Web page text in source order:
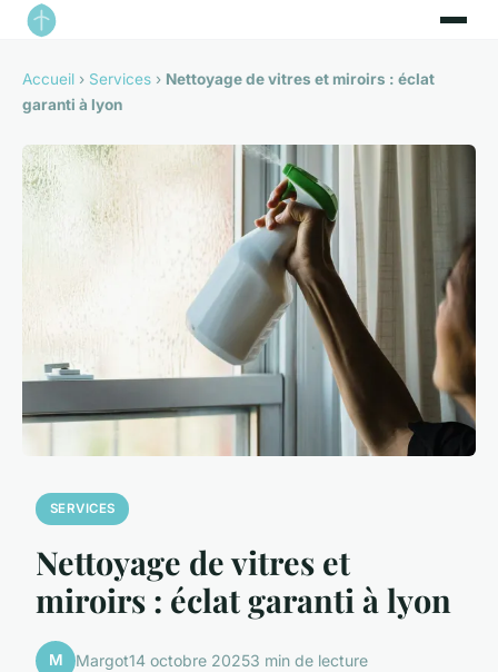
Accueil › Services › Nettoyage de vitres et miroirs : éclat
garanti à lyon
SERVICES
Nettoyage de vitres et
miroirs : éclat garanti à lyon
M Margot14 octobre 20253 min de lecture